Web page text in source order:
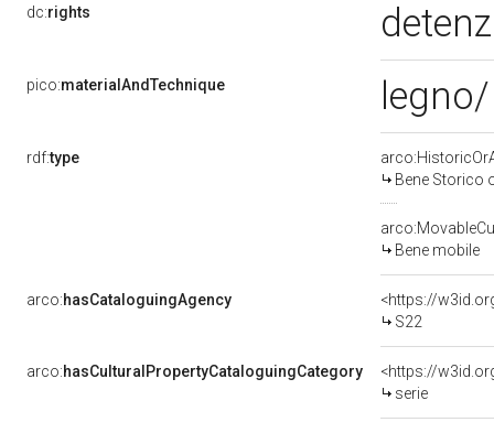
dc:rights
pico:materialAndTechnique
rdf:type
Bene Storico
Bene mobile
arco:hasCataloguingAgency
<https://
S22
arco:hasCulturalPropertyCataloguingCategory
<https://
serie